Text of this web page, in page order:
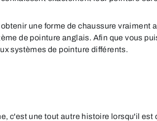
une forme de chaussure vraiment
de pointure anglais. Afin que vous
systèmes de pointure différents.
c'est une tout autre histoire lorsqu'il est